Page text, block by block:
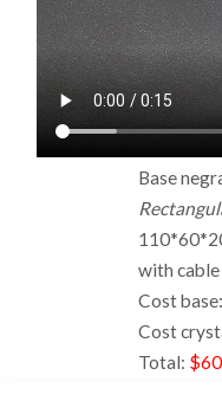
Base
with cable
Cost base:
Cost
Total: $60